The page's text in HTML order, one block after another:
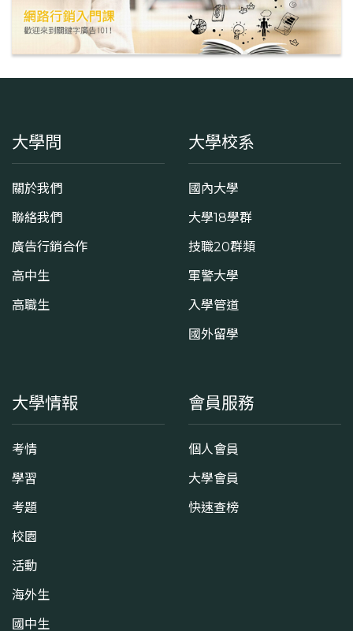
大學問
關於我們
聯絡我們
廣告行銷合作
高中生
高職生
大學校系
國內大學
大學18學群
技職20群類
軍警大學
入學管道
國外留學
大學情報
考情
學習
考題
校園
活動
海外生
國中生
會員服務
個人會員
大學會員
快速查榜